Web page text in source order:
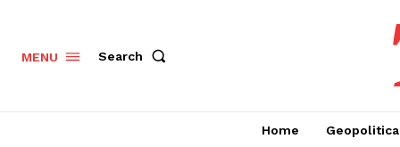
MENU Search
Home Geopolitica